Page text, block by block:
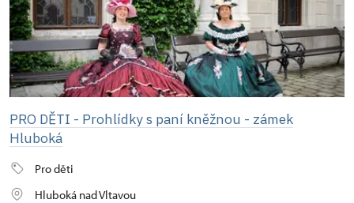
PRO DĚTI - Prohlídky s paní kněžnou - zámek
Hluboká
Pro děti
Hluboká nad Vltavou